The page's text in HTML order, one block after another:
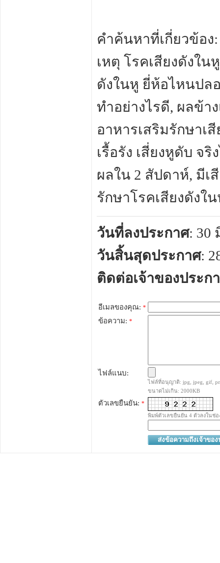
คำค้นหาที่เกี่ยวข้อง
เหตุ โรคเสียงดังใน
ดังในหู ยี่ห้อไหนปล
ทำอย่างไรดี, ผลข้า
อาหารเสริมรักษาเ
เรื้อรัง เสี่ยงหูดับ จ
ผลใน 2 สัปดาห์, มีเ
รักษาโรคเสียงดังใ
วันที่ลงประกาศ: 30
วันสิ้นสุดประกาศ:
ติดต่อเจ้าของประก
อีเมลของคุณ: *
ข้อความ: *
ไฟล์แนบ:
ไฟล์ที่อนุญาติ: jpg, jpeg, gif,
ขนาดไม่เกิน: 2000KB
ตัวเลขยืนยัน: *
พิมพ์ตัวเลขยืนยัน 4 ตัวลงในช่อ
ส่งข้อความถึงเจ้าของ